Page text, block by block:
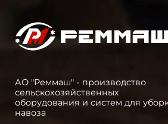
АО "Реммаш" - производство
сельскохозяйственных
оборудования и систем для
навоза